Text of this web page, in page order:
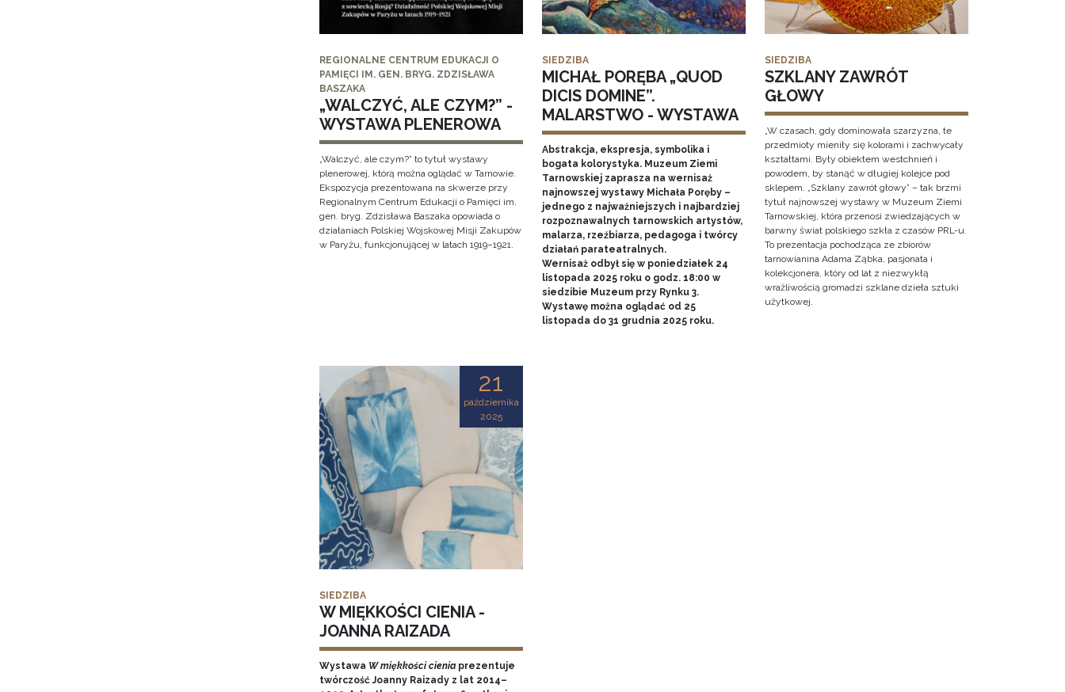
REGIONALNE CENTRUM EDUKACJI O
PAMIĘCI IM. GEN. BRYG. ZDZISŁAWA
BASZAKA
„WALCZYĆ, ALE CZYM?” -
WYSTAWA PLENEROWA
„Walczyć, ale czym?” to tytuł wystawy
plenerowej, którą można oglądać w Tarnowie.
Ekspozycja prezentowana na skwerze przy
Regionalnym Centrum Edukacji o Pamięci im.
gen. bryg. Zdzisława Baszaka opowiada o
działaniach Polskiej Wojskowej Misji Zakupów
w Paryżu, funkcjonującej w latach 1919–1921.
SIEDZIBA
MICHAŁ PORĘBA „QUOD
DICIS DOMINE”.
MALARSTWO - WYSTAWA
Abstrakcja, ekspresja, symbolika i
bogata kolorystyka. Muzeum Ziemi
Tarnowskiej zaprasza na wernisaż
najnowszej wystawy Michała Poręby –
jednego z najważniejszych i najbardziej
rozpoznawalnych tarnowskich artystów,
malarza, rzeźbiarza, pedagoga i twórcy
działań parateatralnych.
Wernisaż odbył się w poniedziałek 24
listopada 2025 roku o godz. 18:00 w
siedzibie Muzeum przy Rynku 3.
Wystawę można oglądać od 25
listopada do 31 grudnia 2025 roku.
SIEDZIBA
SZKLANY ZAWRÓT
GŁOWY
„W czasach, gdy dominowała szarzyzna, te
przedmioty mieniły się kolorami i zachwycały
kształtami. Były obiektem westchnień i
powodem, by stanąć w długiej kolejce pod
sklepem. „Szklany zawrót głowy” – tak brzmi
tytuł najnowszej wystawy w Muzeum Ziemi
Tarnowskiej, która przenosi zwiedzających w
barwny świat polskiego szkła z czasów PRL-u.
To prezentacja pochodząca ze zbiorów
tarnowianina Adama Ząbka, pasjonata i
kolekcjonera, który od lat z niezwykłą
wrażliwością gromadzi szklane dzieła sztuki
użytkowej.
21
października
2025
SIEDZIBA
W MIĘKKOŚCI CIENIA -
JOANNA RAIZADA
Wystawa W miękkości cieniaprezentuje
twórczość Joanny Raizady z lat 2014–